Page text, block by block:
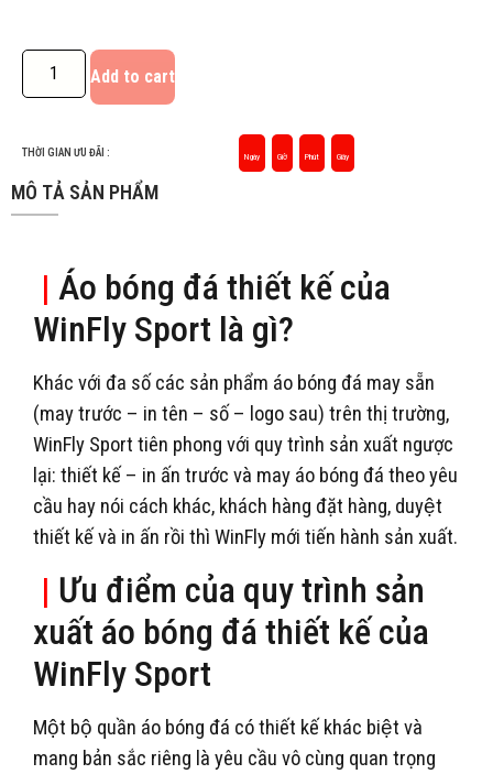
Add to cart
THỜI GIAN ƯU ĐÃI : Ngày Giờ Phút Giây
MÔ TẢ SẢN PHẨM
| Áo bóng đá thiết kế của
WinFly Sport là gì?
Khác với đa số các sản phẩm áo bóng đá may sẵn
(may trước – in tên – số – logo sau) trên thị trường,
WinFly Sport tiên phong với quy trình sản xuất ngược
lại: thiết kế – in ấn trước và may áo bóng đá theo yêu
cầu hay nói cách khác, khách hàng đặt hàng, duyệt
thiết kế và in ấn rồi thì WinFly mới tiến hành sản xuất.
| Ưu điểm của quy trình sản
xuất áo bóng đá thiết kế của
WinFly Sport
Một bộ quần áo bóng đá có thiết kế khác biệt và
mang bản sắc riêng là yêu cầu vô cùng quan trọng